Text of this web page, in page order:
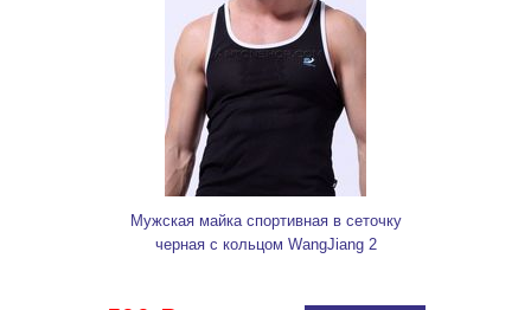
Мужская майка спортивная в сеточку
черная с кольцом WangJiang 2